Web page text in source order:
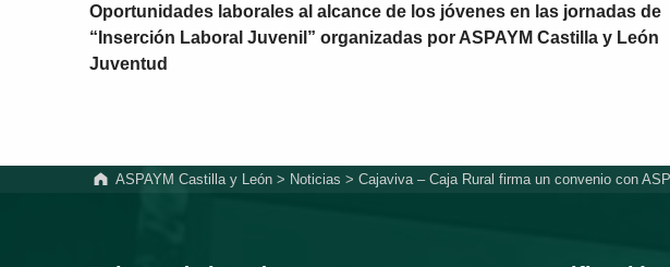
Oportunidades laborales al alcance de los jóvenes en las jornadas de
“Inserción Laboral Juvenil” organizadas por ASPAYM Castilla y León
Juventud
ASPAYM Castilla y León> Noticias > Cajaviva – Caja Rural firma un convenio con